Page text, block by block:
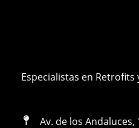
Especialistas en
Av. de los